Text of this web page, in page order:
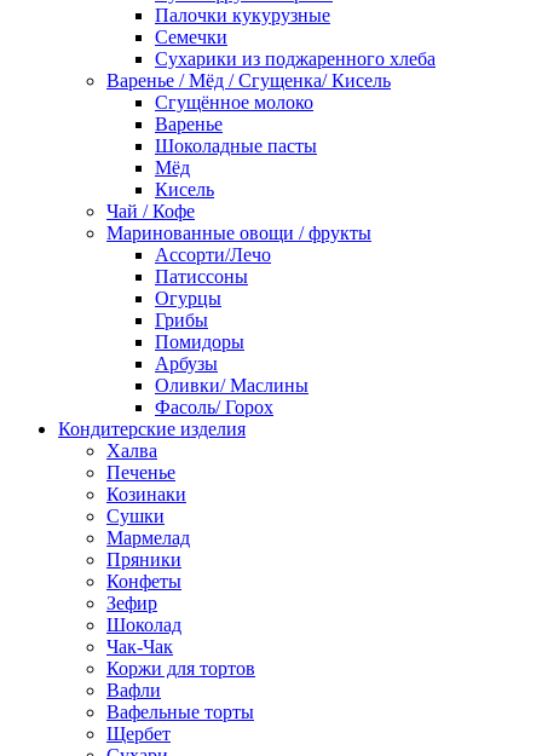
Палочки кукурузные
Семечки
Сухарики из поджаренного хлеба
Варенье / Мёд / Сгущенка/ Кисель
Сгущённое молоко
Варенье
Шоколадные пасты
Мёд
Кисель
Чай / Кофе
Маринованные овощи / фрукты
Ассорти/Лечо
Патиссоны
Огурцы
Грибы
Помидоры
Арбузы
Оливки/ Маслины
Фасоль/ Горох
Кондитерские изделия
Халва
Печенье
Козинаки
Сушки
Мармелад
Пряники
Конфеты
Зефир
Шоколад
Чак-Чак
Коржи для тортов
Вафли
Вафельные торты
Щербет